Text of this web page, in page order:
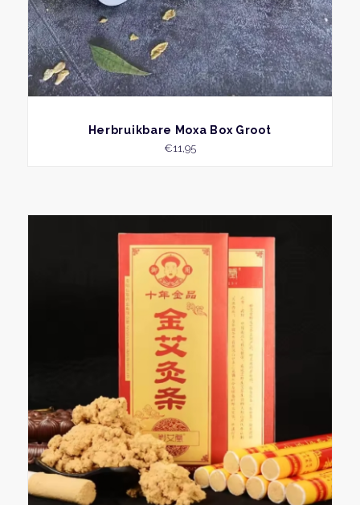
BEKIJK
Herbruikbare Moxa Box Groot
€11,95